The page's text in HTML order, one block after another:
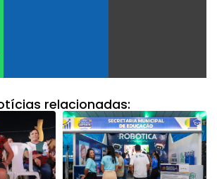
relacionadas: